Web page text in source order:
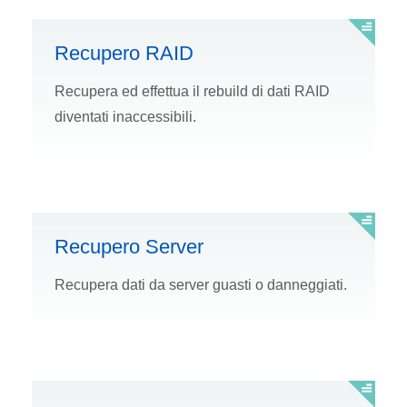
Recupero RAID
Recupera ed effettua il rebuild di dati RAID
diventati inaccessibili.
Recupero Server
Recupera dati da server guasti o danneggiati.